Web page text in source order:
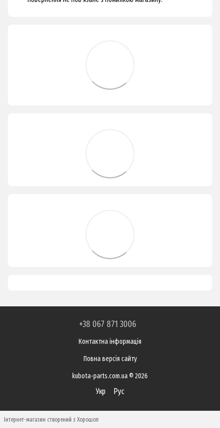
+38 067 871 3006
Контактна інформація
Повна версія сайту
kubota-parts.com.ua © 2026
Укр Рус
Інтернет-магазин створений з Хорошоп